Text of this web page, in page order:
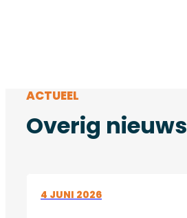
ACTUEEL
Overig nieuws
4 JUNI 2026